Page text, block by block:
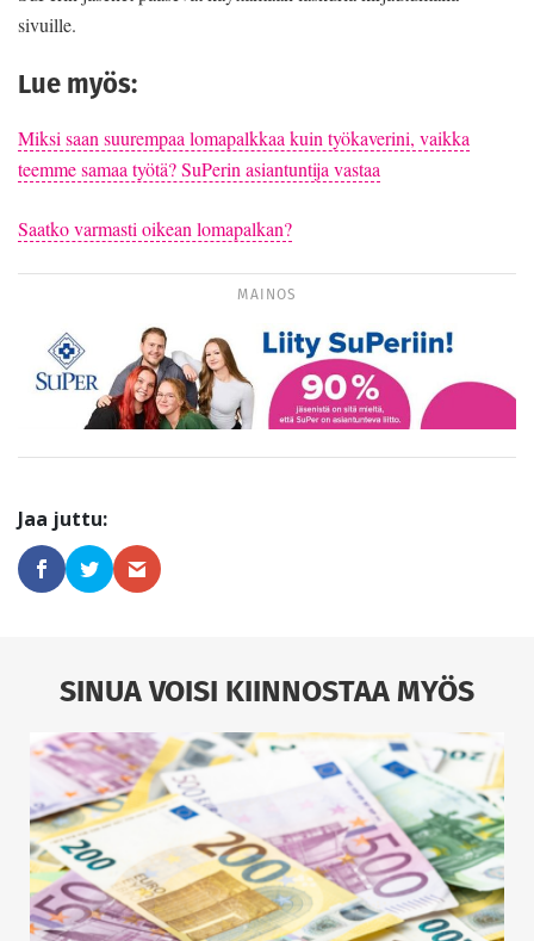
sivuille.
Lue myös:
Miksi saan suurempaa lomapalkkaa kuin työkaverini, vaikka
teemme samaa työtä? SuPerin asiantuntija vastaa
Saatko varmasti oikean lomapalkan?
MAINOS
SINUA VOISI KIINNOSTAA MYÖS